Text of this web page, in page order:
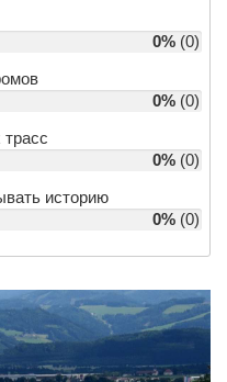
0% (0)
0% (0)
трасс
0% (0)
историю
0% (0)